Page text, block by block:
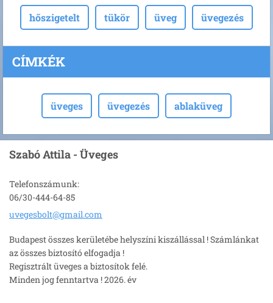
hőszigetelt tükör üveg üvegezés
CÍMKÉK
üveges üvegezés ablaküveg
Szabó Attila - Üveges
Telefonszámunk:
06/30-444-64-85
uvegesbolt@gmail.com
Budapest összes kerületébe helyszíni kiszállással ! Számlánkat
az összes biztosító elfogadja !
Regisztrált üveges a biztosítok felé.
Minden jog fenntartva ! 2026. év